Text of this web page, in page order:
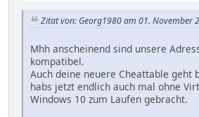
Zitat von: Georg1980 am 01. November
Mhh anscheinend sind unsere
kompatibel.
Auch deine neuere Cheattable geht
habs jetzt endlich auch mal ohne
Windows 10 zum Laufen gebracht.